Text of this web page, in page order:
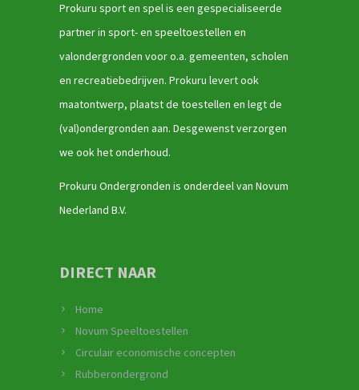
Prokuru sport en spel is een gespecialiseerde
partner in sport- en speeltoestellen en
valondergronden voor o.a. gemeenten, scholen
en recreatiebedrijven. Prokuru levert ook
maatontwerp, plaatst de toestellen en legt de
(val)ondergronden aan. Desgewenst verzorgen
we ook het onderhoud.
Prokuru Ondergronden is onderdeel van Novum
Nederland B.V.
DIRECT NAAR
Home
Novum Speeltoestellen
Circulair economische concepten
Rubberondergrond